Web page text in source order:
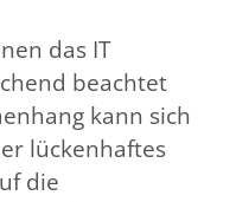
das IT
beachtet
kann sich
lückenhaftes
die